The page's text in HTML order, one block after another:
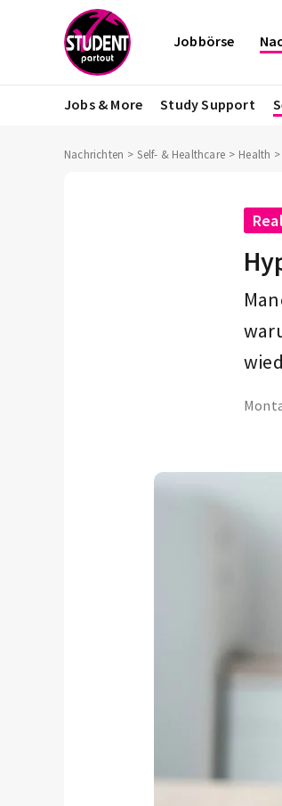
Jobbörse
Jobs & More Study Support
Nachrichten Self- & Healthcare Health